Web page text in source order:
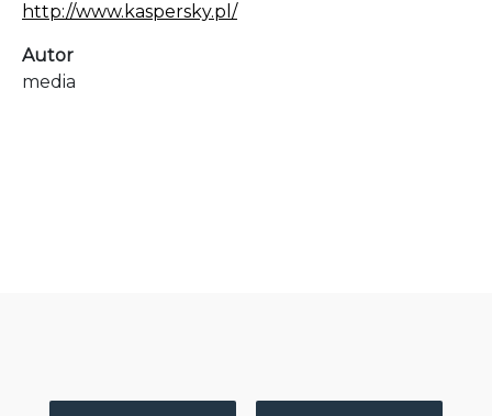
http://www.kaspersky.pl/
Autor
media